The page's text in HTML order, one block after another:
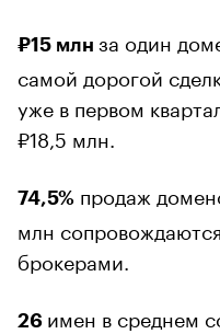
₽15 млн за один
самой дорогой
уже в первом
₽18,5 млн.
74,5% продаж
млн
брокерами.
26 имен в среднем